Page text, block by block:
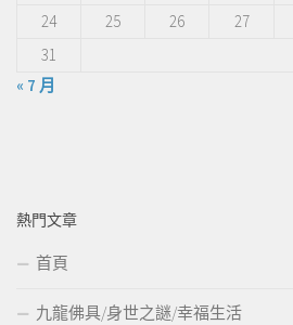
24
25 26 27
31
« 7 月
熱門文章
首頁
九龍佛具/身世之謎/幸福生活